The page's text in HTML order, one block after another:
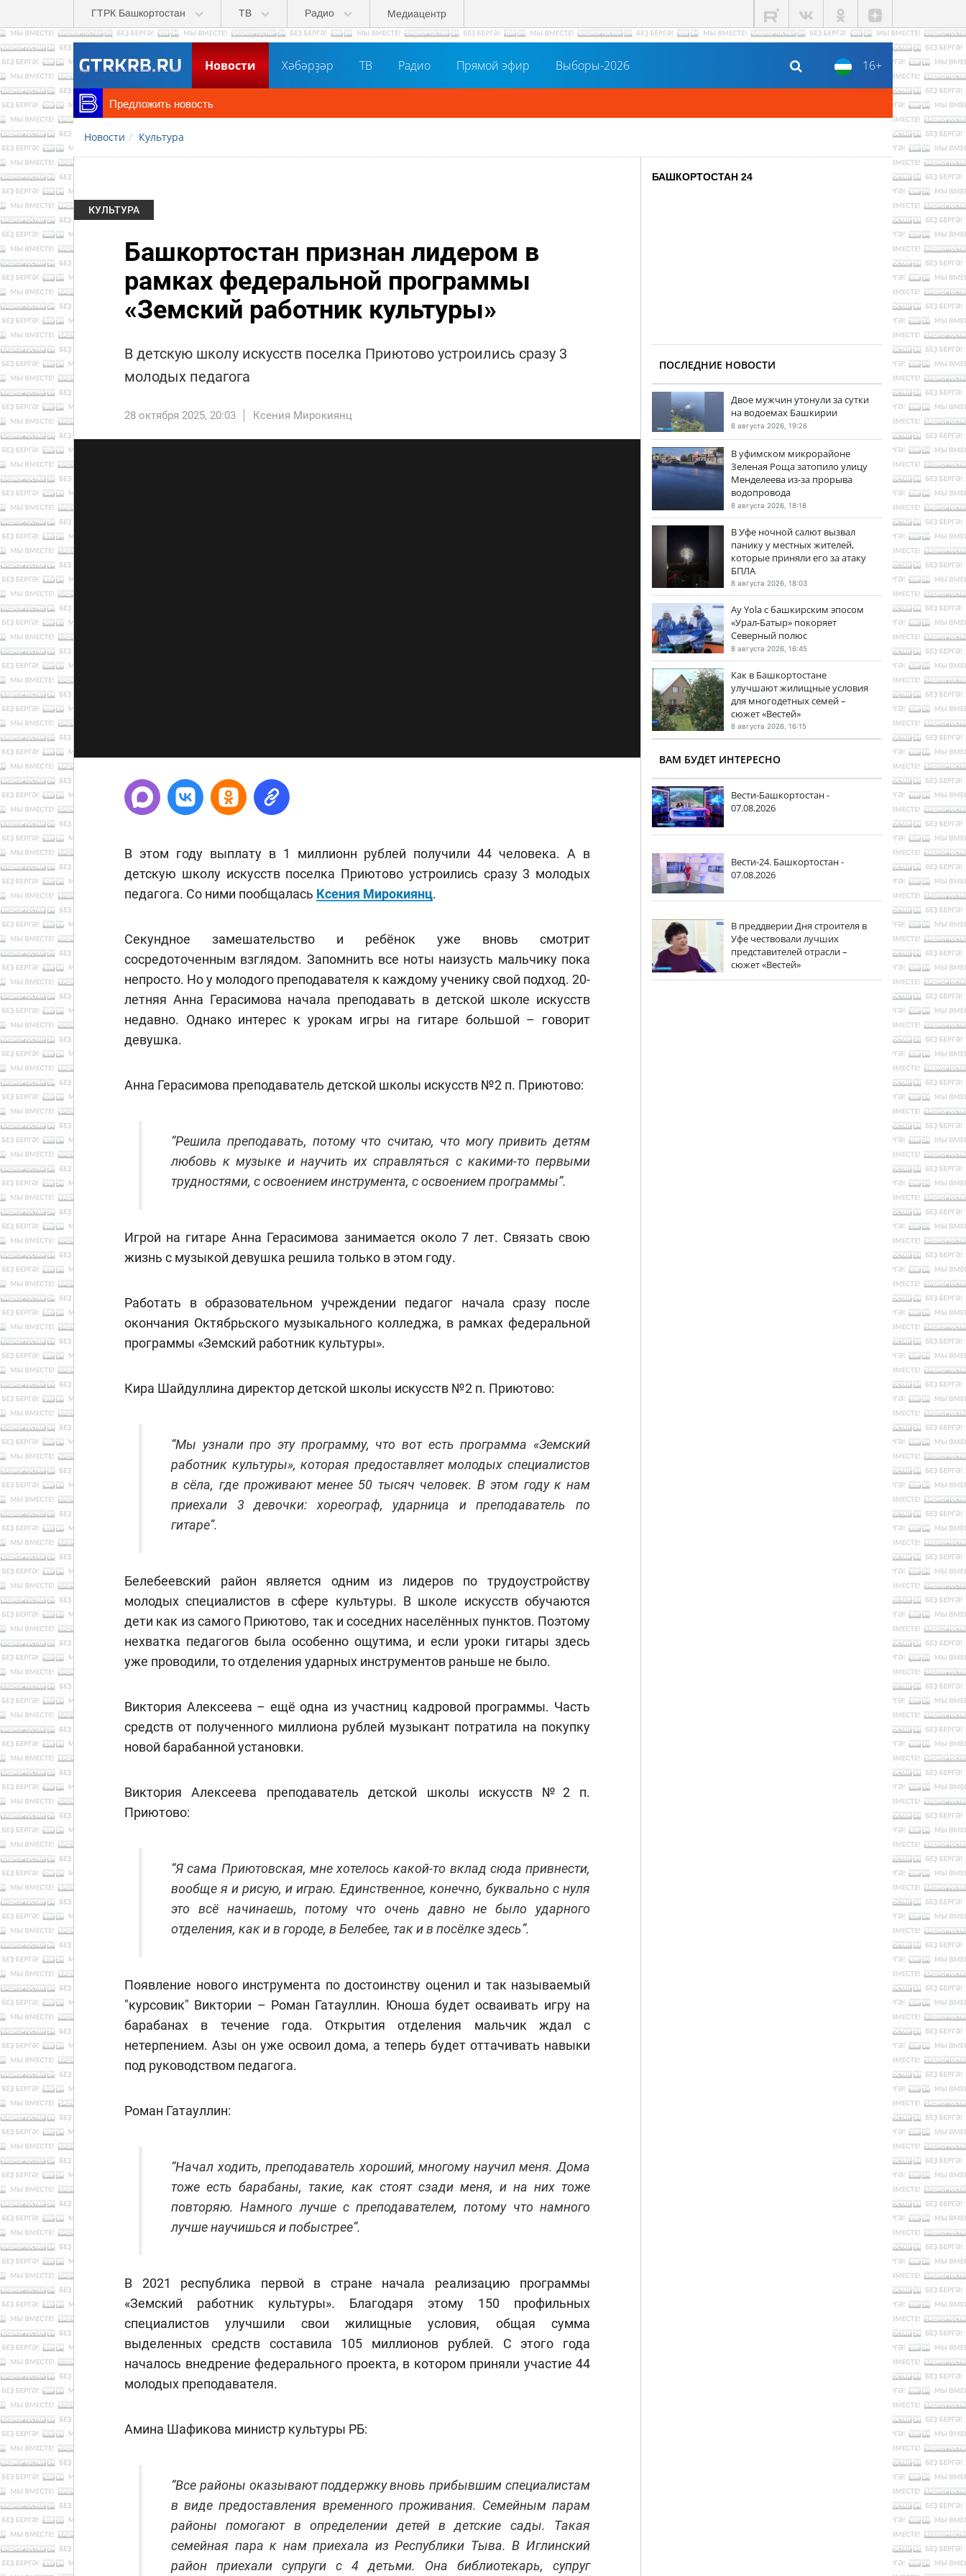
Перейти к основному содержанию
ГТРК Башкортостан ТВ Радио Медиацентр
16+
Новости Хәбәрҙәр ТВ Радио Прямой эфир Выборы-2026
Предложить новость
Новости Культура
КУЛЬТУРА
Башкортостан признан лидером в
рамках федеральной программы
«Земский работник культуры»
В детскую школу искусств поселка Приютово устроились сразу 3
молодых педагога
28 октября 2025, 20:03 Ксения Мирокиянц
В этом году выплату в 1 миллионн рублей получили 44 человека. А в
детскую школу искусств поселка Приютово устроились сразу 3 молодых
педагога. Со ними пообщалась Ксения Мирокиянц.
Секундное замешательство и ребёнок уже вновь смотрит
сосредоточенным взглядом. Запомнить все ноты наизусть мальчику пока
непросто. Но у молодого преподавателя к каждому ученику свой подход. 20-
летняя Анна Герасимова начала преподавать в детской школе искусств
недавно. Однако интерес к урокам игры на гитаре большой – говорит
девушка.
Анна Герасимова преподаватель детской школы искусств №2 п. Приютово:
“Решила преподавать, потому что считаю, что могу привить детям
любовь к музыке и научить их справляться с какими-то первыми
трудностями, с освоением инструмента, с освоением программы”.
Игрой на гитаре Анна Герасимова занимается около 7 лет. Связать свою
жизнь с музыкой девушка решила только в этом году.
Работать в образовательном учреждении педагог начала сразу после
окончания Октябрьского музыкального колледжа, в рамках федеральной
программы «Земский работник культуры».
Кира Шайдуллина директор детской школы искусств №2 п. Приютово:
“Мы узнали про эту программу, что вот есть программа «Земский
работник культуры», которая предоставляет молодых специалистов
в сёла, где проживают менее 50 тысяч человек. В этом году к нам
приехали 3 девочки: хореограф, ударница и преподаватель по
гитаре”.
Белебеевский район является одним из лидеров по трудоустройству
молодых специалистов в сфере культуры. В школе искусств обучаются
дети как из самого Приютово, так и соседних населённых пунктов. Поэтому
нехватка педагогов была особенно ощутима, и если уроки гитары здесь
уже проводили, то отделения ударных инструментов раньше не было.
Виктория Алексеева – ещё одна из участниц кадровой программы. Часть
средств от полученного миллиона рублей музыкант потратила на покупку
новой барабанной установки.
Виктория Алексеева преподаватель детской школы искусств №2 п.
Приютово:
“Я сама Приютовская, мне хотелось какой-то вклад сюда привнести,
вообще я и рисую, и играю. Единственное, конечно, буквально с нуля
это всё начинаешь, потому что очень давно не было ударного
отделения, как и в городе, в Белебее, так и в посёлке здесь”.
Появление нового инструмента по достоинству оценил и так называемый
"курсовик" Виктории – Роман Гатауллин. Юноша будет осваивать игру на
барабанах в течение года. Открытия отделения мальчик ждал с
нетерпением. Азы он уже освоил дома, а теперь будет оттачивать навыки
под руководством педагога.
Роман Гатауллин:
“Начал ходить, преподаватель хороший, многому научил меня. Дома
тоже есть барабаны, такие, как стоят сзади меня, и на них тоже
повторяю. Намного лучше с преподавателем, потому что намного
лучше научишься и побыстрее”.
В 2021 республика первой в стране начала реализацию программы
«Земский работник культуры». Благодаря этому 150 профильных
специалистов улучшили свои жилищные условия, общая сумма
выделенных средств составила 105 миллионов рублей. С этого года
началось внедрение федерального проекта, в котором приняли участие 44
молодых преподавателя.
Амина Шафикова министр культуры РБ:
“Все районы оказывают поддержку вновь прибывшим специалистам
в виде предоставления временного проживания. Семейным парам
районы помогают в определении детей в детские сады. Такая
семейная пара к нам приехала из Республики Тыва. В Иглинский
район приехали супруги с 4 детьми. Она библиотекарь, супруг
БАШКОРТОСТАН 24
ПОСЛЕДНИЕ НОВОСТИ
Двое мужчин утонули за сутки
на водоемах Башкирии
8 августа 2026, 19:26
В уфимском микрорайоне
Зеленая Роща затопило улицу
Менделеева из-за прорыва
водопровода
8 августа 2026, 18:18
В Уфе ночной салют вызвал
панику у местных жителей,
которые приняли его за атаку
БПЛА
8 августа 2026, 18:03
Ay Yola с башкирским эпосом
«Урал-Батыр» покоряет
Северный полюс
8 августа 2026, 16:45
Как в Башкортостане
улучшают жилищные условия
для многодетных семей –
сюжет «Вестей»
8 августа 2026, 16:15
ВАМ БУДЕТ ИНТЕРЕСНО
Вести-Башкортостан -
07.08.2026
Вести-24. Башкортостан -
07.08.2026
В преддверии Дня строителя в
Уфе чествовали лучших
представителей отрасли –
сюжет «Вестей»